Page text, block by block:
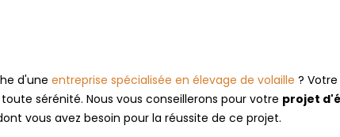
d'une entreprise spécialisée en élevage de volaille ? Votre
sérénité. Nous vous conseillerons pour votre projet
vous avez besoin pour la réussite de ce projet.